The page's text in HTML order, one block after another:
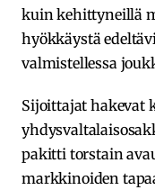
kuin kehittyneillä
hyökkäystä
valmistellessa
Sijoittajat hakevat
pakitti torstain
markkinoiden